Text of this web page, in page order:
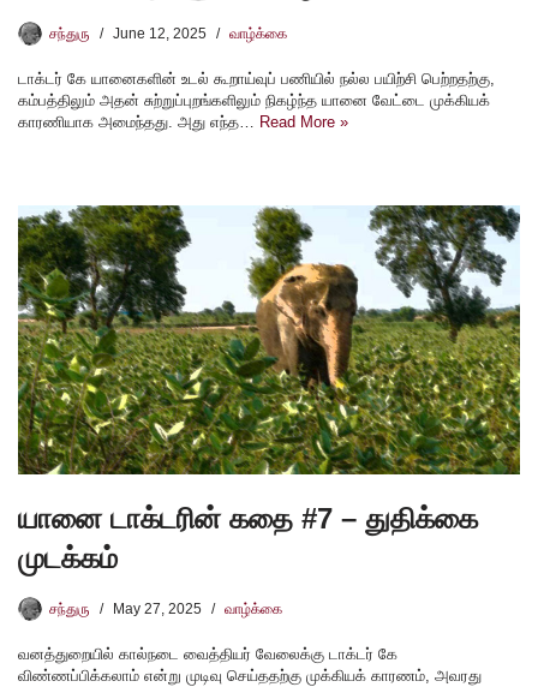
சந்துரு June 12, 2025 வாழ்க்கை
டாக்டர் கே யானைகளின் உடல் கூறாய்வுப் பணியில் நல்ல பயிற்சி பெற்றதற்கு,
கம்பத்திலும் அதன் சுற்றுப்புறங்களிலும் நிகழ்ந்த யானை வேட்டை முக்கியக்
காரணியாக அமைந்தது. அது எந்த…
Read More »
யானை டாக்டரின் கதை #7 – துதிக்கை
முடக்கம்
சந்துரு May 27, 2025 வாழ்க்கை
வனத்துறையில் கால்நடை வைத்தியர் வேலைக்கு டாக்டர் கே
விண்ணப்பிக்கலாம் என்று முடிவு செய்ததற்கு முக்கியக் காரணம், அவரது